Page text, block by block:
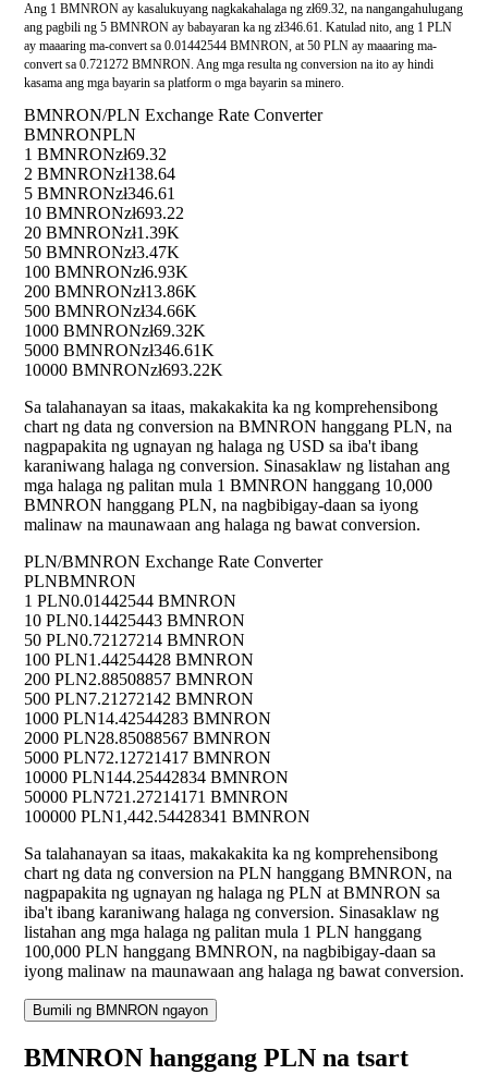
Ang 1 BMNRON ay kasalukuyang nagkakahalaga ng zł69.32, na nangangahulugang
ang pagbili ng 5 BMNRON ay babayaran ka ng zł346.61. Katulad nito, ang 1 PLN
ay maaaring ma-convert sa 0.01442544 BMNRON, at 50 PLN ay maaaring ma-
convert sa 0.721272 BMNRON. Ang mga resulta ng conversion na ito ay hindi
kasama ang mga bayarin sa platform o mga bayarin sa minero.
BMNRON/PLN Exchange Rate Converter
BMNRONPLN
1 BMNRONzł69.32
2 BMNRONzł138.64
5 BMNRONzł346.61
10 BMNRONzł693.22
20 BMNRONzł1.39K
50 BMNRONzł3.47K
100 BMNRONzł6.93K
200 BMNRONzł13.86K
500 BMNRONzł34.66K
1000 BMNRONzł69.32K
5000 BMNRONzł346.61K
10000 BMNRONzł693.22K
Sa talahanayan sa itaas, makakakita ka ng komprehensibong
chart ng data ng conversion na BMNRON hanggang PLN, na
nagpapakita ng ugnayan ng halaga ng USD sa iba't ibang
karaniwang halaga ng conversion. Sinasaklaw ng listahan ang
mga halaga ng palitan mula 1 BMNRON hanggang 10,000
BMNRON hanggang PLN, na nagbibigay-daan sa iyong
malinaw na maunawaan ang halaga ng bawat conversion.
PLN/BMNRON Exchange Rate Converter
PLNBMNRON
1 PLN0.01442544 BMNRON
10 PLN0.14425443 BMNRON
50 PLN0.72127214 BMNRON
100 PLN1.44254428 BMNRON
200 PLN2.88508857 BMNRON
500 PLN7.21272142 BMNRON
1000 PLN14.42544283 BMNRON
2000 PLN28.85088567 BMNRON
5000 PLN72.12721417 BMNRON
10000 PLN144.25442834 BMNRON
50000 PLN721.27214171 BMNRON
100000 PLN1,442.54428341 BMNRON
Sa talahanayan sa itaas, makakakita ka ng komprehensibong
chart ng data ng conversion na PLN hanggang BMNRON, na
nagpapakita ng ugnayan ng halaga ng PLN at BMNRON sa
iba't ibang karaniwang halaga ng conversion. Sinasaklaw ng
listahan ang mga halaga ng palitan mula 1 PLN hanggang
100,000 PLN hanggang BMNRON, na nagbibigay-daan sa
iyong malinaw na maunawaan ang halaga ng bawat conversion.
Bumili ng BMNRON ngayon
BMNRON hanggang PLN na tsart